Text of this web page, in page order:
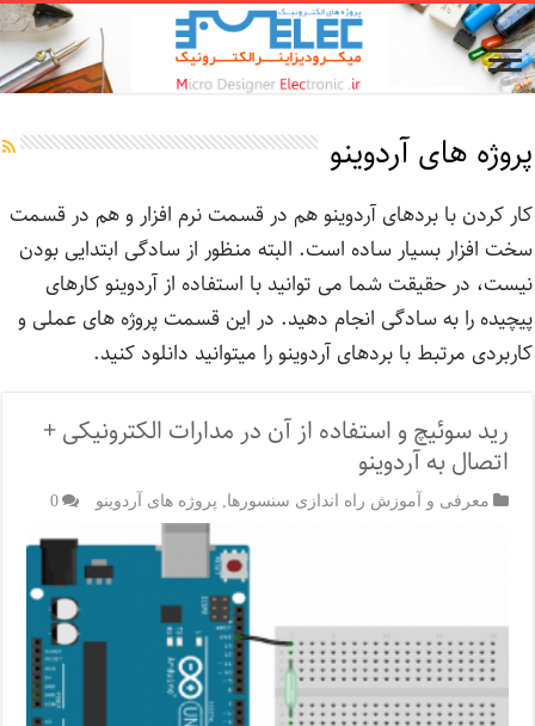
پروژه های آردوینو
کار کردن با بردهای آردوینو هم در قسمت نرم افزار و هم در قسمت
سخت افزار بسیار ساده است. البته منظور از سادگی ابتدایی بودن
نیست، در حقیقت شما می توانید با استفاده از آردوینو کارهای
پیچیده را به سادگی انجام دهید. در این قسمت پروژه های عملی و
کاربردی مرتبط با بردهای آردوینو را میتوانید دانلود کنید.
رید سوئیچ‌ و استفاده از آن در مدارات الکترونیکی +
اتصال به آردوینو
معرفی و آموزش راه اندازی سنسورها پروژه های آردوینو 0